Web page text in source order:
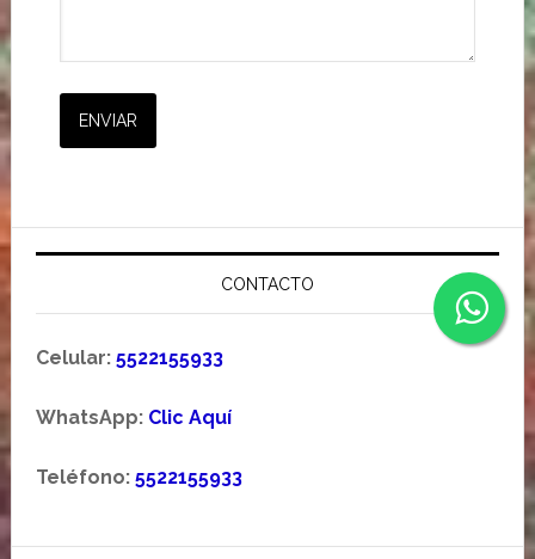
Primary
Sidebar
CONTACTO
Celular: 5522155933
WhatsApp: Clic Aquí
Teléfono: 5522155933